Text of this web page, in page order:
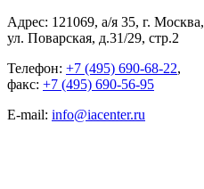
Адрес: 121069, а/я 35, г. Москва,
ул. Поварская, д.31/29, стр.2
Телефон: +7 (495) 690-68-22,
факс: +7 (495) 690-56-95
E-mail: info@iacenter.ru